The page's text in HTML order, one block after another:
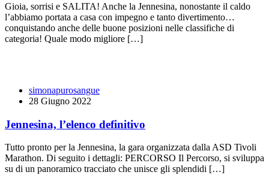
Gioia, sorrisi e SALITA! Anche la Jennesina, nonostante il caldo
l’abbiamo portata a casa con impegno e tanto divertimento…
conquistando anche delle buone posizioni nelle classifiche di
categoria! Quale modo migliore […]
simonapurosangue
28 Giugno 2022
Jennesina, l’elenco definitivo
Tutto pronto per la Jennesina, la gara organizzata dalla ASD Tivoli
Marathon. Di seguito i dettagli: PERCORSO Il Percorso, si sviluppa
su di un panoramico tracciato che unisce gli splendidi […]